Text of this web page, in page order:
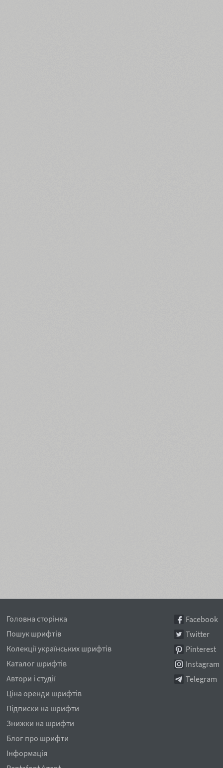
Головна сторінка
Пошук шрифтів
Колекції українських шрифтів
Каталог шрифтів
Автори і студії
Ціна оренди шрифтів
Підписки на шрифти
Знижки на шрифти
Блог про шрифти
Інформація
Facebook
Twitter
Pinterest
Instagram
Telegram